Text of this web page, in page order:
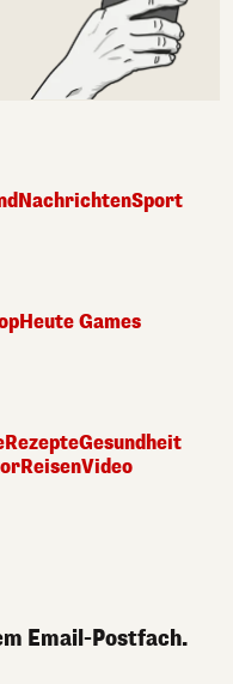
NachrichtenSport
Heute Games
RezepteGesundheit
ReisenVideo
Email-Postfach.